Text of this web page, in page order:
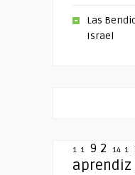
Las
Israel
1 1 9 2 14 1
aprendiz